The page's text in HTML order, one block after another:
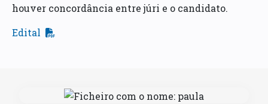
houver concordância entre júri e o candidato.
Edital